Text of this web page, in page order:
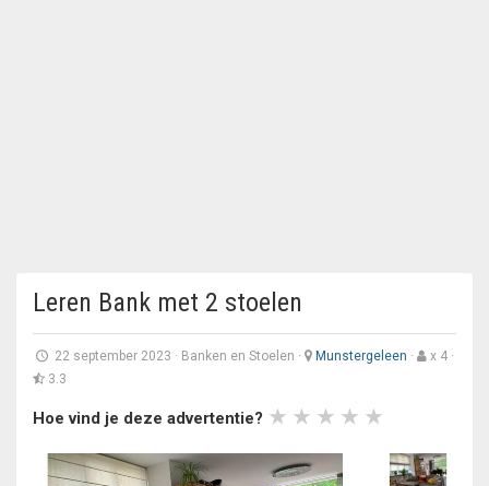
Leren Bank met 2 stoelen
22 september 2023 · Banken en Stoelen · Munstergeleen ·
x 4 ·
3.3
Hoe vind je deze advertentie?